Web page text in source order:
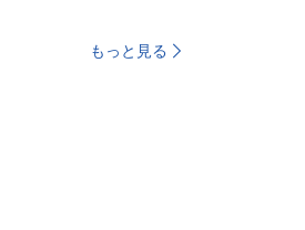
もっと見る